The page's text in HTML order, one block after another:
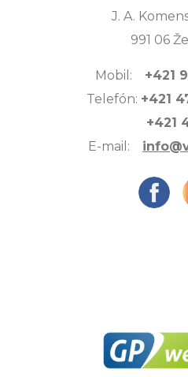
J. A.
991 06
Mobil: +421
Telefón: +421
+421 47
E-mail: